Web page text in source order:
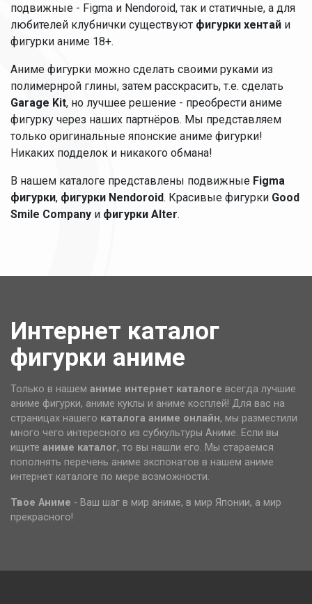
подвижные - Figma и Nendoroid, так и статичные, а для
любителей клубнички существуют фигурки хентай и
фигурки аниме 18+.
Аниме фигурки можно сделать своими руками из
полимернрой глины, затем расскрасить, т.е. сделать
Garage Kit, но лучшее решение - преобрести аниме
фигурку через наших партнёров. Мы представляем
только оригинальные японские аниме фигурки!
Никаких подделок и никакого обмана!
В нашем каталоге представлены подвижные Figma
фигурки, фигурки Nendoroid. Красивые фигурки Good
Smile Company и фигурки Alter.
Интернет каталог
фигурки аниме
Только в нашем аниме интернет каталоге всегда лучшие
аниме фигурки, аниме куклы и аниме косплей! Для вас на
страницах нашего каталога аниме онлайн, мы разместили
много чего интересного из субкультуры Аниме. Если вы
ищите аниме каталог, то вы нашли его. Мы стараемся
пополнять перечень аниме экспонатов в нашем аниме
интернет каталоге по мере возможности.
Твое Аниме - Ваш шаг в мир аниме, в мир Японии, а мир
прекрасного!